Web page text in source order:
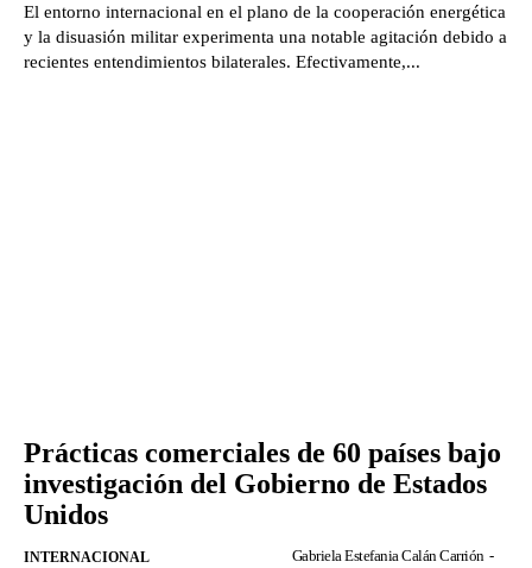
El entorno internacional en el plano de la cooperación energética
y la disuasión militar experimenta una notable agitación debido a
recientes entendimientos bilaterales. Efectivamente,...
Prácticas comerciales de 60 países bajo
investigación del Gobierno de Estados
Unidos
INTERNACIONAL Gabriela Estefania Calán Carrión -